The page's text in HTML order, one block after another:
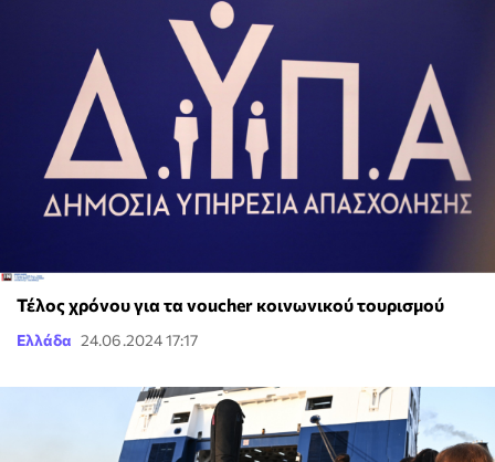
Τέλος χρόνου για τα voucher κοινωνικού τουρισμού
Ελλάδα 24.06.2024 17:17